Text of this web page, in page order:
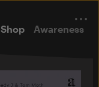
Shop Awareness